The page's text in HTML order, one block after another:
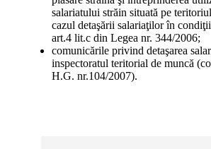
salariatului străin situată pe
cazul detaşării salariaţilor în
art.4 lit.c din Legea nr. 344/2006;
comunicările privind detaşarea
inspectoratul teritorial de muncă
H.G. nr.104/2007).